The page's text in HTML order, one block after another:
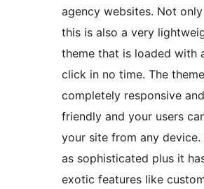
agency websites. Not
this is also a very
theme that is loaded with
click in no time. The
completely responsive
friendly and your users
your site from any device.
as sophisticated plus it
exotic features like